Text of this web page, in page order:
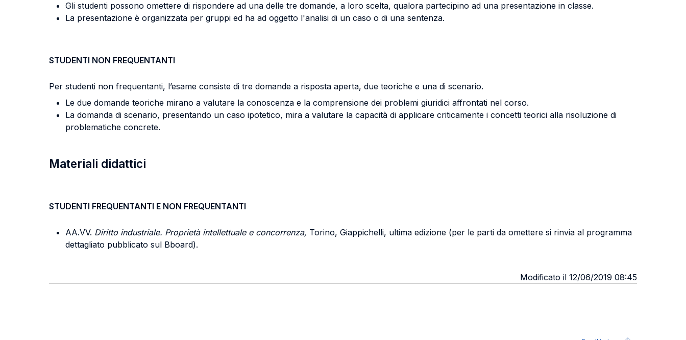
Gli studenti possono omettere di rispondere ad una delle tre domande, a loro scelta, qualora partecipino ad una presentazione in classe.
La presentazione è organizzata per gruppi ed ha ad oggetto l'analisi di un caso o di una sentenza.
STUDENTI NON FREQUENTANTI
Per studenti non frequentanti, l’esame consiste di tre domande a risposta aperta, due teoriche e una di scenario.
Le due domande teoriche mirano a valutare la conoscenza e la comprensione dei problemi giuridici affrontati nel corso.
La domanda di scenario, presentando un caso ipotetico, mira a valutare la capacità di applicare criticamente i concetti teorici alla risoluzione di
problematiche concrete.
Materiali didattici
STUDENTI FREQUENTANTI E NON FREQUENTANTI
AA.VV. Diritto industriale. Proprietà intellettuale e concorrenza, Torino, Giappichelli, ultima edizione (per le parti da omettere si rinvia al programma
dettagliato pubblicato sul Bboard).
Modificato il 12/06/2019 08:45